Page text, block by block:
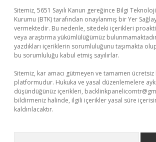
Sitemiz, 5651 Sayılı Kanun gereğince Bilgi
Kurumu (BTK) tarafından onaylanmış bir Yer
vermektedir. Bu nedenle, sitedeki içerikleri
veya araştırma yükümlülüğümüz
yazdıkları içeriklerin sorumluluğunu taşımakta
bu sorumluluğu kabul etmiş sayılırlar.
Sitemiz, kar amacı gütmeyen ve tamamen
platformudur. Hukuka ve yasal düzenlemelere
düşündüğünüz içerikleri,
bildirmeniz halinde, ilgili içerikler yasal süre
kaldırılacaktır.